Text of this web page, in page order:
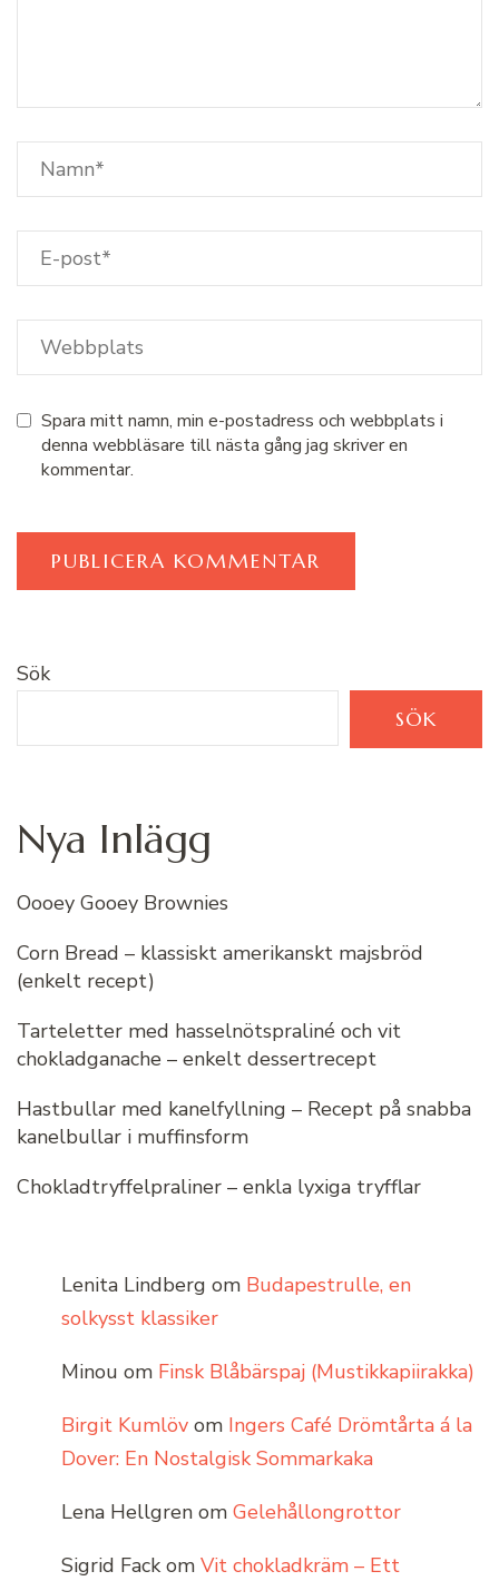
Spara mitt namn, min e-postadress och webbplats i
denna webbläsare till nästa gång jag skriver en
kommentar.
Sök
SÖK
Nya Inlägg
Oooey Gooey Brownies
Corn Bread – klassiskt amerikanskt majsbröd
(enkelt recept)
Tarteletter med hasselnötspraliné och vit
chokladganache – enkelt dessertrecept
Hastbullar med kanelfyllning – Recept på snabba
kanelbullar i muffinsform
Chokladtryffelpraliner – enkla lyxiga tryfflar
Lenita Lindberg om Budapestrulle, en
solkysst klassiker
Minou om Finsk Blåbärspaj (Mustikkapiirakka)
Birgit Kumlöv om Ingers Café Drömtårta á la
Dover: En Nostalgisk Sommarkaka
Lena Hellgren om Gelehållongrottor
Sigrid Fack om Vit chokladkräm – Ett